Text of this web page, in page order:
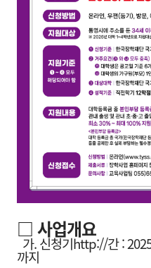
□ 사업개요
가. 신청기http://간 :
까지